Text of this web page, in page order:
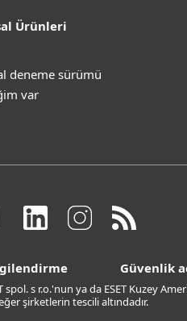
Ürünleri
deneme sürümü
var
Güvenlik
spol. s r.o.'nun ya da ESET Kuzey
şirketlerin tescili altındadır.